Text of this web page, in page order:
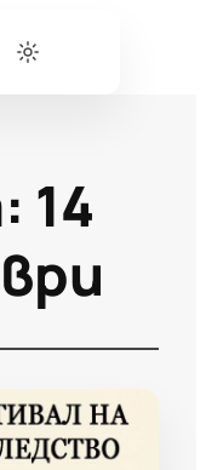
14